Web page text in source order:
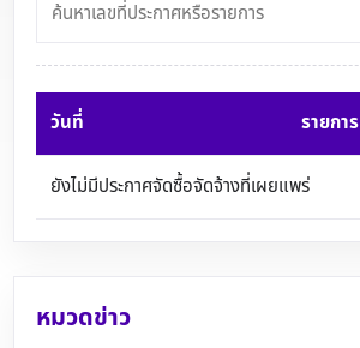
วันที่ รายการ
ยังไม่มีประกาศจัดซื้อจัดจ้างที่เผยแพร่
หมวดข่าว